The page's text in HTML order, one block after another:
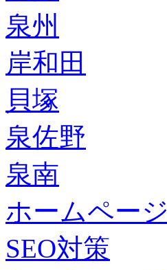
泉州
岸和田
貝塚
泉佐野
泉南
ホームペー
SEO対策